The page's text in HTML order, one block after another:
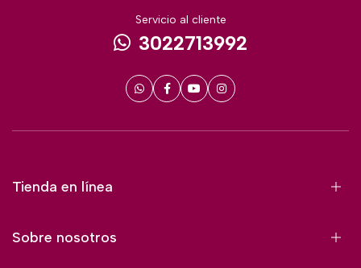
Servicio al cliente
3022713992
Tienda en línea
Sobre nosotros